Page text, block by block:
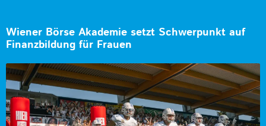
Wiener Börse Akademie setzt Schwerpunkt auf
Finanzbildung für Frauen